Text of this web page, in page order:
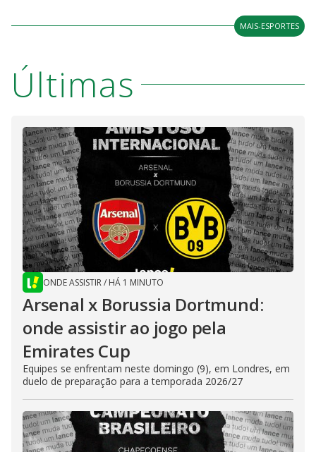
MAIS-ESPORTES
Últimas
ONDE ASSISTIR/ HÁ 1 MINUTO
Arsenal x Borussia Dortmund:
onde assistir ao jogo pela
Emirates Cup
Equipes se enfrentam neste domingo (9), em Londres, em
duelo de preparação para a temporada 2026/27